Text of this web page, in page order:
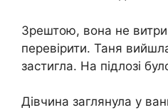
Зрештою, вона не
перевірити. Таня
застигла. На підлозі
Дівчина заглянула у